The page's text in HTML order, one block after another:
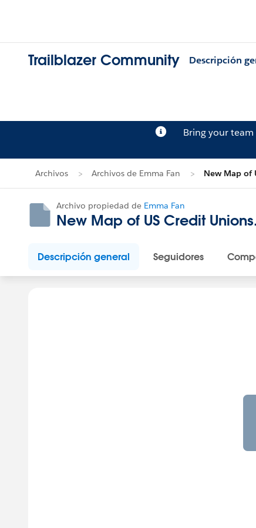
Trailblazer Community Descripción
Bring your
Archivos Archivos de Emma Fan New Map of
Archivo propiedad de Emma Fan
New Map of US Credit
Descripción general Seguidores